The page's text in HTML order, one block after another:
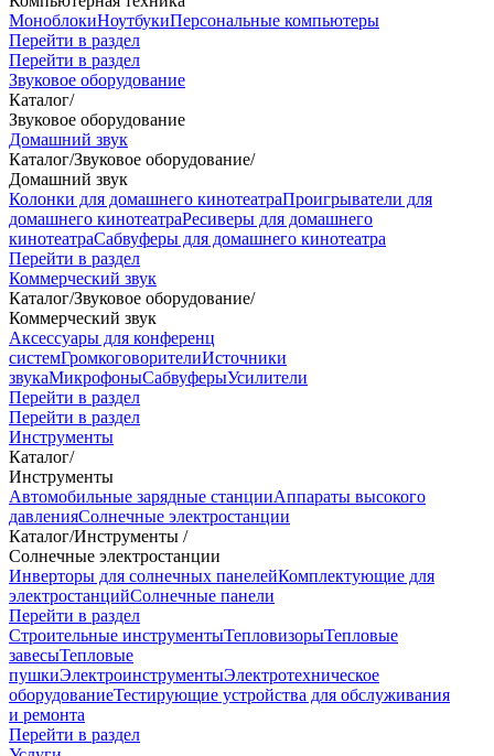
МоноблокиНоутбукиПерсональные компьютеры
Перейти в раздел
Перейти в раздел
Звуковое оборудование
Каталог/
Звуковое оборудование
Домашний звук
Каталог/Звуковое оборудование/
Домашний звук
Колонки для домашнего кинотеатраПроигрыватели для
домашнего кинотеатраРесиверы для домашнего
кинотеатраСабвуферы для домашнего кинотеатра
Перейти в раздел
Коммерческий звук
Каталог/Звуковое оборудование/
Коммерческий звук
Аксессуары для конференц
системГромкоговорителиИсточники
звукаМикрофоныСабвуферыУсилители
Перейти в раздел
Перейти в раздел
Инструменты
Каталог/
Инструменты
Автомобильные зарядные станцииАппараты высокого
давленияСолнечные электростанции
Каталог/Инструменты /
Солнечные электростанции
Инверторы для солнечных панелейКомплектующие для
электростанцийСолнечные панели
Перейти в раздел
Строительные инструментыТепловизорыТепловые
завесыТепловые
пушкиЭлектроинструментыЭлектротехническое
оборудованиеТестирующие устройства для обслуживания
и ремонта
Перейти в раздел